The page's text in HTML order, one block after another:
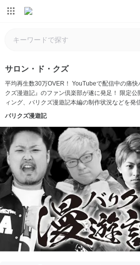
サロン・ド・クズ
平均再生数30万OVER！ YouTubeで配信中の痛快
クズ漫遊記』のファン倶楽部が遂に発足！ 限定公
ィング、バリクズ漫遊記本編の制作状況などを発
バリクズ漫遊記